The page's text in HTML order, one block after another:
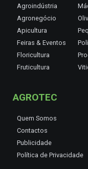
Agroindústria
Agronegócio
Apicultura
Feiras & Eventos
Floricultura
Fruticultura
AGROTEC
Quem Somos
Contactos
Publicidade
Política de Privacidade